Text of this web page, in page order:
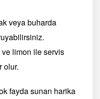
veya buharda
ve limon ile servis
olur.
fayda sunan harika